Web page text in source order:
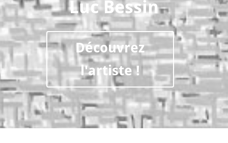
Luc Bessin
Découvrez
l'artiste !